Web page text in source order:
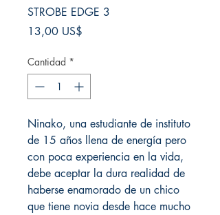
STROBE EDGE 3
13,00 US$
Cantidad *
Ninako, una estudiante de instituto
de 15 años llena de energía pero
con poca experiencia en la vida,
debe aceptar la dura realidad de
haberse enamorado de un chico
que tiene novia desde hace mucho